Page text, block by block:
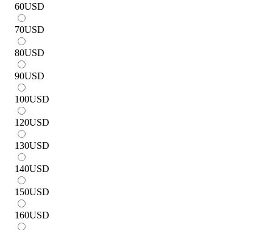
60USD
70USD
80USD
90USD
100USD
120USD
130USD
140USD
150USD
160USD